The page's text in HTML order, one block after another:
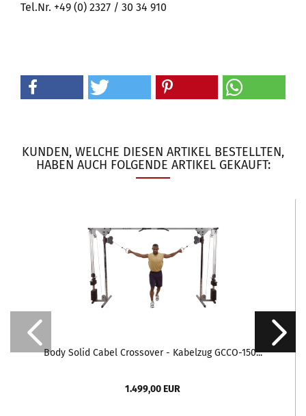
Tel.Nr. +49 (0) 2327 / 30 34 910
KUNDEN, WELCHE DIESEN ARTIKEL BESTELLTEN,
HABEN AUCH FOLGENDE ARTIKEL GEKAUFT:
Body Solid Cabel Crossover - Kabelzug GCCO-150...
1.499,00 EUR